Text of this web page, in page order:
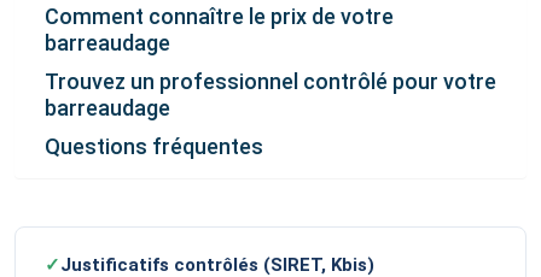
Comment connaître le prix de votre
barreaudage
Trouvez un professionnel contrôlé pour votre
barreaudage
Questions fréquentes
✓Justificatifs contrôlés (SIRET, Kbis)